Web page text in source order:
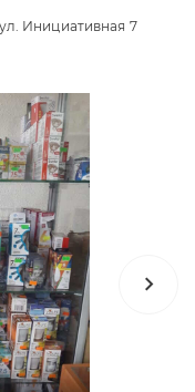
Инициативная 7